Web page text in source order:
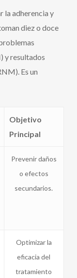
la adherencia y
diez o doce
y resultados
Es un
Objetivo
Principal
Prevenir daños
o efectos
secundarios.
Optimizar la
eficacia del
tratamiento